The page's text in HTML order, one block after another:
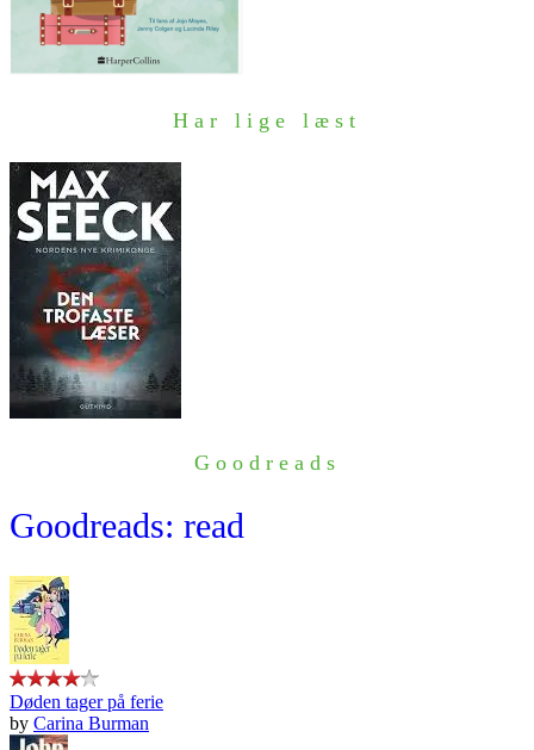
Har lige læst
Goodreads
Goodreads: read
Døden tager på ferie
by Carina Burman